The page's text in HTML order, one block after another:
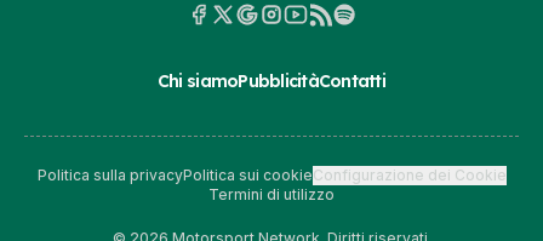
Chi siamoPubblicitàContatti
Politica sulla privacyPolitica sui cookieConfigurazione dei Cookie
Termini di utilizzo